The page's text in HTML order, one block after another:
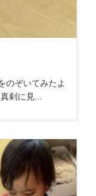
のぞいてみたよ
剣に見...